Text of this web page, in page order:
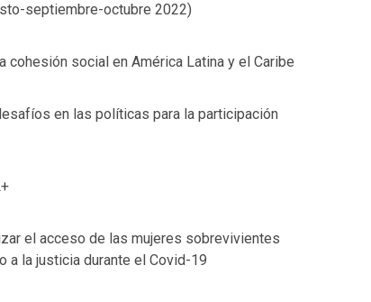
septiembre-octubre 2022)
cohesión social en América Latina y el Caribe
en las políticas para la participación
el acceso de las mujeres sobrevivientes
a la justicia durante el Covid-19